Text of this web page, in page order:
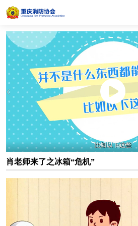
肖老师来了之冰箱“危机”